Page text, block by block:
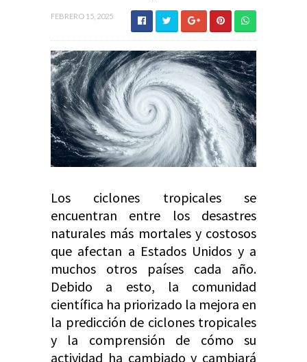
FEBRERO 15, 2025
Los ciclones tropicales se
encuentran entre los desastres
naturales más mortales y costosos
que afectan a Estados Unidos y a
muchos otros países cada año.
Debido a esto, la comunidad
científica ha priorizado la mejora en
la predicción de ciclones tropicales
y la comprensión de cómo su
actividad ha cambiado y cambiará